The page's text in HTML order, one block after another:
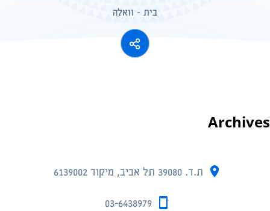
בית - וואלה
Archives
ת.ד. 39080 תל אביב, מיקוד 6139002
03-6438979